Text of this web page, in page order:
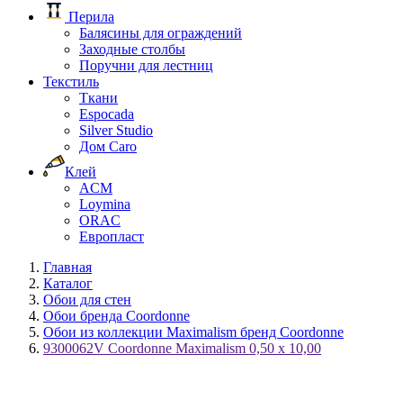
Перила
Балясины для ограждений
Заходные столбы
Поручни для лестниц
Текстиль
Ткани
Espocada
Silver Studio
Дом Caro
Клей
ACM
Loymina
ORAC
Европласт
Главная
Каталог
Обои для стен
Обои бренда Coordonne
Обои из коллекции Maximalism бренд Coordonne
9300062V Coordonne Maximalism 0,50 х 10,00